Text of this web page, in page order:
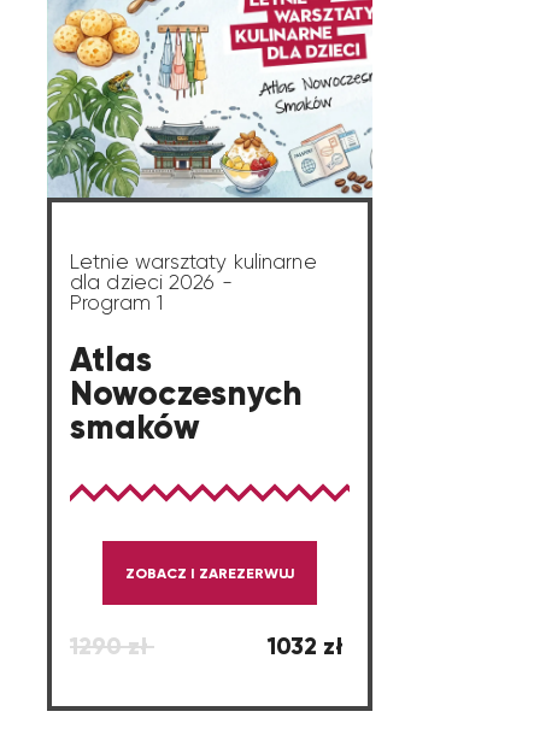
Letnie warsztaty kulinarne
dla dzieci 2026 -
Program 1
Atlas
Nowoczesnych
smaków
ZOBACZ I ZAREZERWUJ
1290 zł 1032 zł